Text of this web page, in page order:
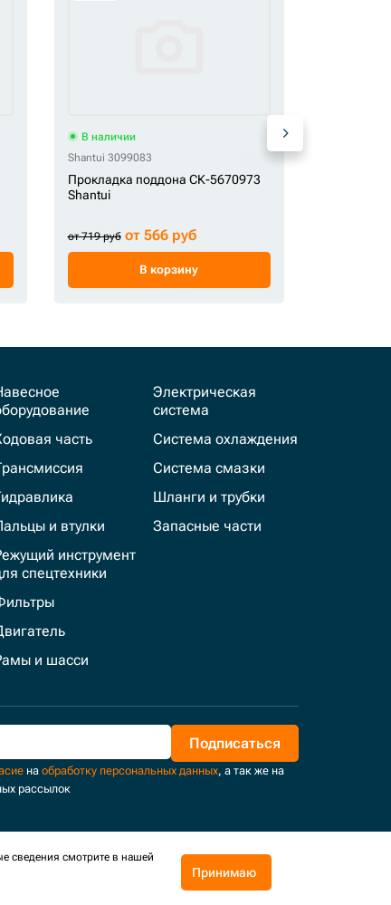
В наличии
Shantui 3099083
Прокладка поддона СК-5670973
Shantui
от 719 рубот 566 руб
В корзину
часть
и втулки
инструмент
спецтехники
и шасси
Электрическая
система
Система охлаждения
Система смазки
Шланги и трубки
Запасные части
Подписаться
на обработку персональных данных, а так же на
рассылок
Поддержка и развитие
сведения смотрите в нашей
Принимаю